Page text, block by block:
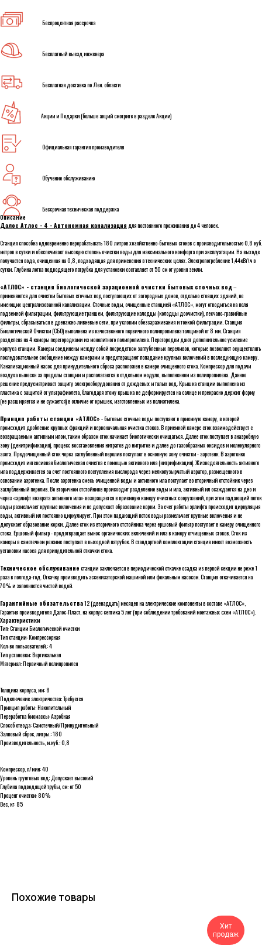
Беспроцентная рассрочка
Бесплатный выезд инженера
Бесплатная доставка по Лен. области
Акции и Подарки (больше акций смотрите в разделе Акции)
Официальная гарантия производителя
Обучение обслуживанию
Бессрочная техническая поддержка
Описание
Далос Атлос - 4 - Автономная канализация для постоянного проживания до 4 человек.
Станция способна одновременно перерабатывать 180 литров хозяйственно-бытовых стоков с производительностью 0,8 куб.
метров в сутки и обеспечивает высокую степень очистки воды для максимального комфорта при эксплуатации. На выходе
получается вода, очищенная на 0,8, подходящая для применения в технических целях. Электропотребление 1,44кВт\ч в
сутки. Глубина лотка подводящего патрубка для установки составляет от 50 cм от уровня земли.
«АТЛОС» - станция биологической аэрационной очистки бытовых сточных вод –
применяются для очистки бытовых сточных вод поступающих от загородных домов, отдельно стоящих зданий, не
имеющих централизованной канализации. Сточные воды, очищенные станцией «АТЛОС», могут отводиться на поля
подземной фильтрации, фильтрующие траншеи, фильтрующие колодцы (колодцы доочистки), песчано-гравийные
фильтры, сбрасываться в дренажно-ливневые сети, при условии обеззараживания и тонкой фильтрации. Станция
Биологической Очистки (СБО) выполнена из качественного первичного полипропилена толщиной от 8 мм. Станция
разделена на 4 камеры перегородками из монолитного полипропилена. Перегородки дают дополнительное усиление
корпуса станции. Камеры соединены между собой посредством заглубленных переливов, которые позволяют осуществлять
последовательное сообщение между камерами и предотвращают попадание крупных включений в последующую камеру.
Канализационный насос для принудительного сброса расположен в камере очищенного стока. Компрессор для подачи
воздуха вынесен за пределы станции и располагается в отдельном модуле, выполненном из полипропилена. Данное
решение предусматривает защиту электрооборудования от дождевых и талых вод. Крышка станции выполнена из
пластика с защитой от ультрафиолета, благодаря этому крышка не деформируется на солнце и прекрасно держит форму
(не расширяется и не сужается) в отличие от крышек, изготовленных из полиэтилена.
Принцип работы станции «АТЛОС» - бытовые сточные воды поступают в приемную камеру, в которой
происходит дробление крупных фракций и первоначальная очистка стоков. В приемной камере сток взаимодействует с
возвращаемым активным илом, таким образом сток начинает биологически очищаться. Далее сток поступает в анаэробную
зону (денитрификация), процесс восстановления нитратов до нитритов и далее до газообразных оксидов и молекулярного
азота. Предочищенный сток через заглубленный перелив поступает в основную зону очистки - аэротенк. В аэротенке
происходит интенсивная биологическая очистка с помощью активного ила (нитрификация). Жизнедеятельность активного
ила поддерживается за счет постоянного поступления кислорода через мелкопузырчатый аэратор, размещенного в
основании аэротенка. После аэротенка смесь очищенной воды и активного ила поступает во вторичный отстойник через
заглубленный перелив. Во вторичном отстойнике происходит разделение воды и ила, активный ил осаждается на дно и
через «эрлифт возврата активного ила» возвращается в приемную камеру очистных сооружений, при этом падающий поток
воды размельчает крупные включения и не допускает образование корки. За счет работы эрлифта происходит циркуляция
воды, активный ил постоянно циркулирует. При этом падающий поток воды размельчает крупные включения и не
допускает образование корки. Далее сток из вторичного отстойника через ершовый фильтр поступает в камеру очищенного
стока. Ершовый фильтр - предотвращает вынос органических включений и ила в камеру отчищенных стоков. Сток из
камеры в самотечном режиме поступает в выходной патрубок. В стандартной комплектации станция имеет возможность
установки насоса для принудительной откачки стока.
Техническое обслуживание станции заключается в периодической откачке осадка из первой секции не реже 1
раза в полгода-год. Откачку производить ассенизаторской машиной или фекальным насосом. Станция откачивается на
70% и заполняется чистой водой.
Гарантийные обязательства12 (двенадцать) месяцев на электрические компоненты в составе «АТЛОС»,
Гарантия производителя Далос-Пласт, на корпус септика 5 лет (при соблюдении требований монтажных схем «АТЛОС»).
Характеристики
Тип: Станции Биологической очистки
Тип станции: Компрессорная
Кол-во пользователей.: 4
Тип установки: Вертикальная
Материал: Первичный полипропилен
Толщина корпуса, мм: 8
Подключение электричества: Требуется
Принцип работы: Накопительный
Переработка биомассы: Аэробная
Способ отвода: Самотечный/Принудительный
Залповый сброс, литры.: 180
Производительность, м.куб.: 0,8
Компрессор, л/мин: 40
Уровень грунтовых вод: Допускает высокий
Глубина подводящей трубы, см: от 50
Процент очистки: 80%
Вес, кг: 85
Похожие товары
Хит
продаж